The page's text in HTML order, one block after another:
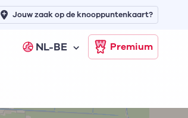
NL-BE Premium
Jouw zaak op de knooppuntenkaart?